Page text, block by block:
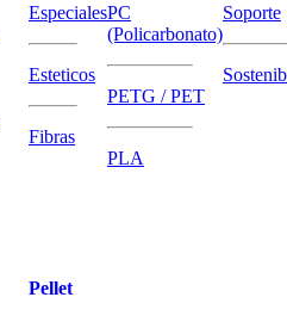
Especiales
Esteticos
Fibras
PC
(Policarbonato)
PETG / PET
PLA
Soporte
Pellet